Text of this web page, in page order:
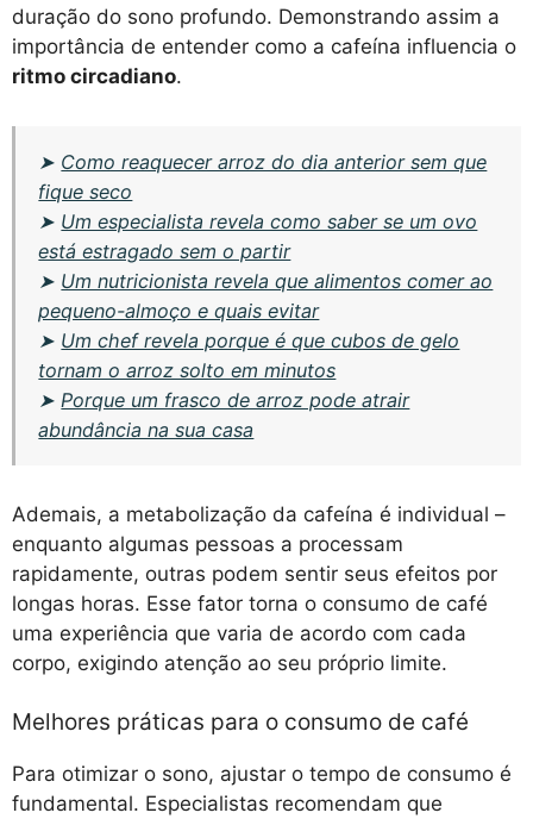
duração do sono profundo. Demonstrando assim a
importância de entender como a cafeína influencia o
ritmo circadiano.
➤ Como reaquecer arroz do dia anterior sem que
fique seco
➤ Um especialista revela como saber se um ovo
está estragado sem o partir
➤ Um nutricionista revela que alimentos comer ao
pequeno-almoço e quais evitar
➤ Um chef revela porque é que cubos de gelo
tornam o arroz solto em minutos
➤ Porque um frasco de arroz pode atrair
abundância na sua casa
Ademais, a metabolização da cafeína é individual –
enquanto algumas pessoas a processam
rapidamente, outras podem sentir seus efeitos por
longas horas. Esse fator torna o consumo de café
uma experiência que varia de acordo com cada
corpo, exigindo atenção ao seu próprio limite.
Melhores práticas para o consumo de café
Para otimizar o sono, ajustar o tempo de consumo é
fundamental. Especialistas recomendam que